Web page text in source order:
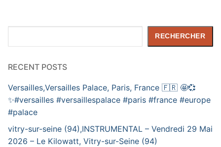
RECHERCHER
RECENT POSTS
Versailles,Versailles Palace, Paris, France 🇫🇷 🤩💞
✨️#versailles #versaillespalace #paris #france #europe
#palace
vitry-sur-seine (94),INSTRUMENTAL – Vendredi 29 Mai
2026 – Le Kilowatt, Vitry-sur-Seine (94)